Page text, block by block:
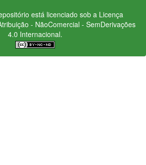
está licenciado sob a Licença
- NãoComercial - SemDerivações
4.0 Internacional.